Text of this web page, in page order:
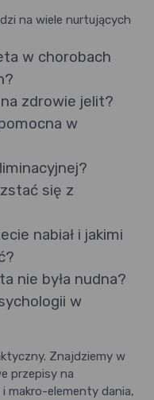
na wiele nurtujących
w chorobach
zdrowie jelit?
w
się z
nabiał i jakimi
nie była nudna?
w
Znajdziemy w
przepisy na
makro-elementy dania,